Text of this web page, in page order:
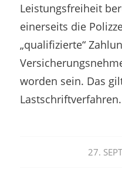
Leistungsfreiheit
einerseits die
„qualifizierte“
worden sein. Das
Lastschriftverfahren.
27.